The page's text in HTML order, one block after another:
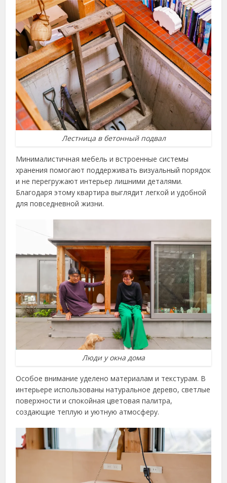
Лестница в бетонный подвал
Минималистичная мебель и встроенные системы
хранения помогают поддерживать визуальный порядок
и не перегружают интерьер лишними деталями.
Благодаря этому квартира выглядит легкой и удобной
для повседневной жизни.
Люди у окна дома
Особое внимание уделено материалам и текстурам. В
интерьере использованы натуральное дерево, светлые
поверхности и спокойная цветовая палитра,
создающие теплую и уютную атмосферу.